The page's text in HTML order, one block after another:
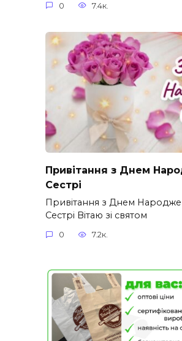
0 7.4к.
Привітання з Днем
Сестрі
Привітання з Днем
Сестрі Вітаю зі святом
0 7.2к.